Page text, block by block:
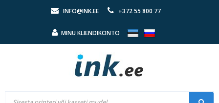
INFO@INK.EE +372 55 800 77
MINU KLIENDIKONTO